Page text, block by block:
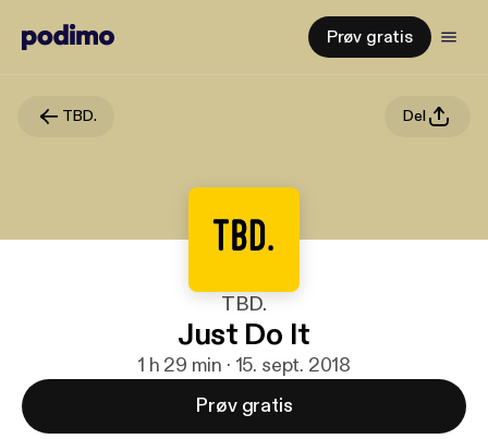
Prøv gratis
TBD. Del
TBD.
Just Do It
1 h 29 min · 15. sept. 2018
Prøv gratis